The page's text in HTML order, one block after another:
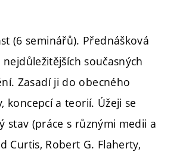
(6 seminářů). Přednášková
současných
Zasadí ji do obecného
koncepcí a teorií. Úžeji se
stav (práce s různými medii a
Curtis, Robert G. Flaherty,